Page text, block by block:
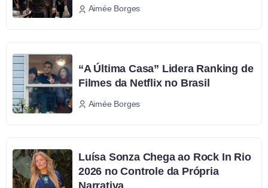
Aimée Borges
“A Última Casa” Lidera Ranking de
Filmes da Netflix no Brasil
Aimée Borges
Luísa Sonza Chega ao Rock In Rio
2026 no Controle da Própria